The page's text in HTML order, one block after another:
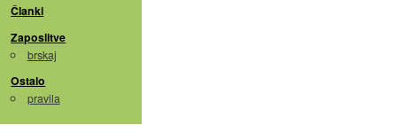
Članki
Zaposlitve
brskaj
Ostalo
pravila